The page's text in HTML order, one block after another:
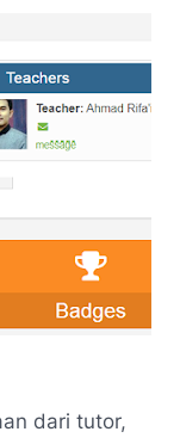
dari tutor,